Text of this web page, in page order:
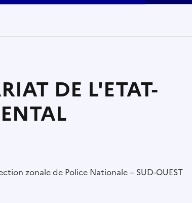
DE L'ETAT-
: zonale de Police Nationale – SUD-OUEST